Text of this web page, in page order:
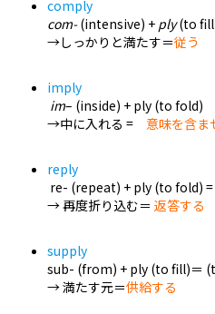
comply
com-(intensive) + ply(to
→しっかりと満たす＝従う
imply
im– (inside) + ply (to fold)
→中に入れる = 意味を含ま
reply
re- (repeat) + ply (to fold)
→ 再度折り込む＝返答する
supply
sub- (from) + ply (to fill)＝
→ 満たす元＝供給する